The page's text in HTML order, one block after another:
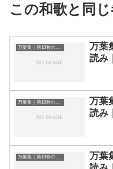
この和歌と同
万葉集｜第10巻の和歌一覧
万葉
読み
万葉集｜第10巻の和歌一覧
万葉
読み
万葉集｜第10巻の和歌一覧
万葉